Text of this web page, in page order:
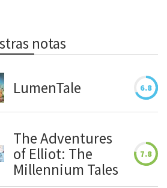
notas
LumenTale 6.8
The Adventures
of Elliot: The
Millennium Tales
7.8